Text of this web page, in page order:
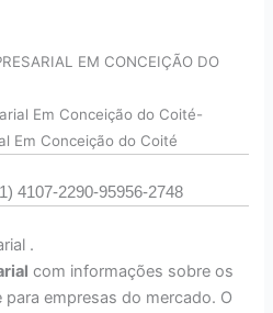
EM CONCEIÇÃO DO
Em Conceição do Coité-
Em Conceição do Coité
4107-2290-95956-2748
.
com informações sobre os
empresas do mercado. O